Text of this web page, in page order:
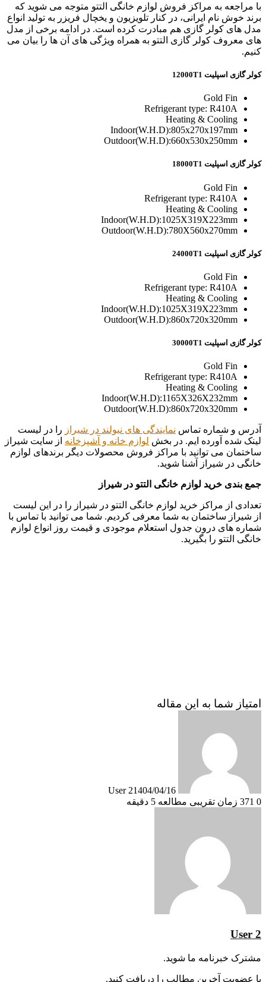
با مراجعه به مراکز فروش لوازم خانگی التتو متوجه می شوید که
برند خوش نام ایرانی، در کنار تلویزیون و یخچال فریزر به تولید انواع
مدل های کولر گازی هم مبادرت کرده است. در ادامه برخی از مدل
های معروف کولر گازی التتو به همراه ویژگی های آن ها را بیان می
کنیم.
کولر گازی اسپلیت 12000T1
Gold Fin
Refrigerant type: R410A
Heating & Cooling
Indoor(W.H.D):805x270x197mm
Outdoor(W.H.D):660x530x250mm
کولر گازی اسپلیت 18000T1
Gold Fin
Refrigerant type: R410A
Heating & Cooling
Indoor(W.H.D):1025X319X223mm
Outdoor(W.H.D):780X560x270mm
کولر گازی اسپلیت 24000T1
Gold Fin
Refrigerant type: R410A
Heating & Cooling
Indoor(W.H.D):1025X319X223mm
Outdoor(W.H.D):860x720x320mm
کولر گازی اسپلیت 30000T1
Gold Fin
Refrigerant type: R410A
Heating & Cooling
Indoor(W.H.D):1165X326X232mm
Outdoor(W.H.D):860x720x320mm
آدرس و شماره تماس نمایندگی های نیولند در شیراز را در لیست
لینک شده آورده ایم. در بخش لوازم خانه و آشپزخانه از سایت شیراز
ساختمان می توانید با مراکز فروش محصولات دیگر برندهای لوازم
خانگی در شیراز آشنا شوید.
جمع بندی خرید لوازم خانگی التتو در شیراز
تعدادی از مراکز خرید لوازم خانگی التتو در شیراز را در این لیست
از شیراز ساختمان به شما معرفی کردیم. شما می توانید با تماس با
شماره های درون جدول استعلام موجودی و قیمت روز انواع لوازم
خانگی التتو را بگیرید.
امتیاز شما به این مقاله
User 21404/04/16
0
زمان تقریبی مطالعه 5 دقیقه
User 2
مشترک خبرنامه ما شوید.
با عضویت آخرین مطالب را دریافت کنید.